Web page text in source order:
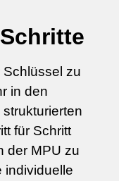
Schlüssel zu
in den
für Schritt
der MPU zu
individuelle